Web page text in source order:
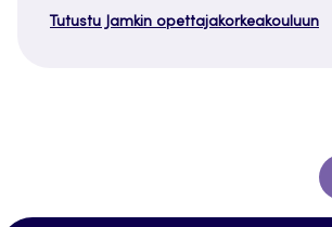
Tutustu Jamkin opettajakorkeakouluun